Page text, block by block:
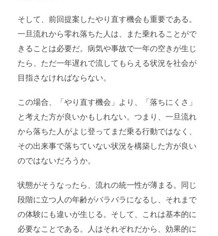
そして、前回提案したやり直す機会も重要である。
一旦流れから零れ落ちた人は、また乗れることがで
きることは必要だ。病気や事故で一年の空きが生じ
たら、ただ一年遅れで流してもらえる状況を社会が
目指さなければならない。
この場合、「やり直す機会」より、「落ちにくさ」
と考えた方が良いかもしれない。つまり、一旦流れ
から落ちた人がよじ登ってまだ乗る行動ではなく、
その出来事で落ちていない状況を構築した方が良い
のではないだろうか。
状態がそうなったら、流れの統一性が薄まる。同じ
段階に立つ人の年齢がバラバラになるし、それまで
の体験にも違いが生じる。そして、これは基本的に
必要なことである。人はそれぞれだから、効果的に